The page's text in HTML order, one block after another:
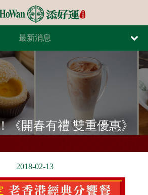
關於我們
極品美饌
最新消息
線上訂餐
線上訂位
最新消息
報紙報導
雜誌報導
《開春有禮 雙重優惠》
2018-02-13